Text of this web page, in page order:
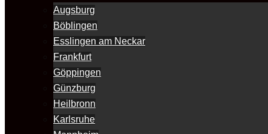
Augsburg
Böblingen
Esslingen am Neckar
Frankfurt
Göppingen
Günzburg
Heilbronn
Karlsruhe